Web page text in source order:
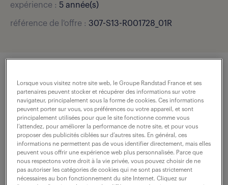
expérience : 5 année(s)
référence de l'offre : 307-S13-R001728_01R
description du poste
Intégré(e) au sein du service projet vous êtes
garant(e) du déploiement de nos solutions logiciel
chez nos clients dans le respect de nos exigences
qualité, coûts et délai.
Lorsque vous visitez notre site web, le Groupe Randstad France et ses
partenaires peuvent stocker et récupérer des informations sur votre
navigateur, principalement sous la forme de cookies. Ces informations
peuvent porter sur vous, vos préférences ou votre appareil, et sont
principalement utilisées pour que le site fonctionne comme vous
l’attendez, pour améliorer la performance de notre site, et pour vous
proposer des publicités ciblées sur d’autres sites. En général, ces
informations ne permettent pas de vous identifier directement, mais elles
peuvent vous offrir une expérience web plus personnalisée. Parce que
nous respectons votre droit à la vie privée, vous pouvez choisir de ne
pas autoriser les catégories de cookies qui ne sont pas strictement
nécessaires au bon fonctionnement du site Internet. Cliquez sur